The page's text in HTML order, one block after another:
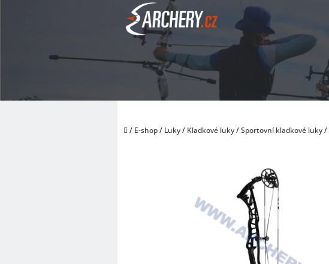
Domů
/ E-shop/ Luky/ Kladkové luky/Sportovní kladkové luky/